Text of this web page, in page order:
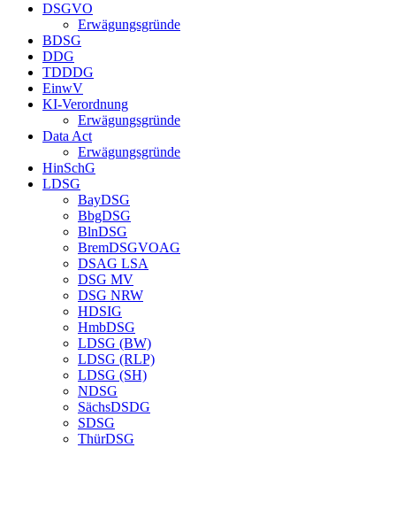
DSGVO
Erwägungsgründe
BDSG
DDG
TDDDG
EinwV
KI-Verordnung
Erwägungsgründe
Data Act
Erwägungsgründe
HinSchG
LDSG
BayDSG
BbgDSG
BlnDSG
BremDSGVOAG
DSAG LSA
DSG MV
DSG NRW
HDSIG
HmbDSG
LDSG (BW)
LDSG (RLP)
LDSG (SH)
NDSG
SächsDSDG
SDSG
ThürDSG